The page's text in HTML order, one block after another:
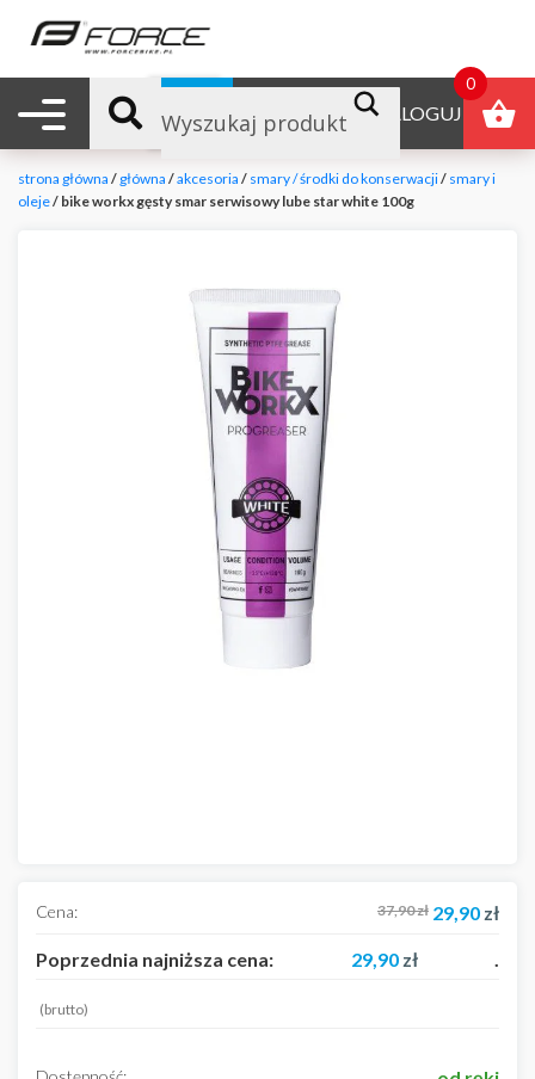
Nawigacja mobilna ZALOGUJ
B2B
strona główna / główna /akcesoria / smary / środki do konserwacji/ smary i
oleje/ bike workx gęsty smar serwisowy lube star white 100g
Cena: 37,90zł 29,90 zł
Poprzednia najniższa cena: 29,90 zł .
(brutto)
0